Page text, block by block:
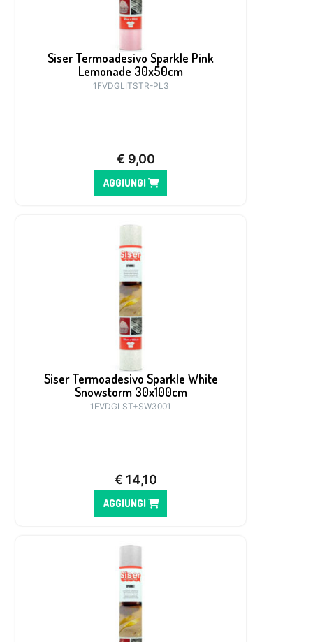
Siser Termoadesivo Sparkle Pink
Lemonade 30x50cm
1FVDGLITSTR-PL3
€ 9,00
AGGIUNGI
Siser Termoadesivo Sparkle White
Snowstorm 30x100cm
1FVDGLST+SW3001
€ 14,10
AGGIUNGI